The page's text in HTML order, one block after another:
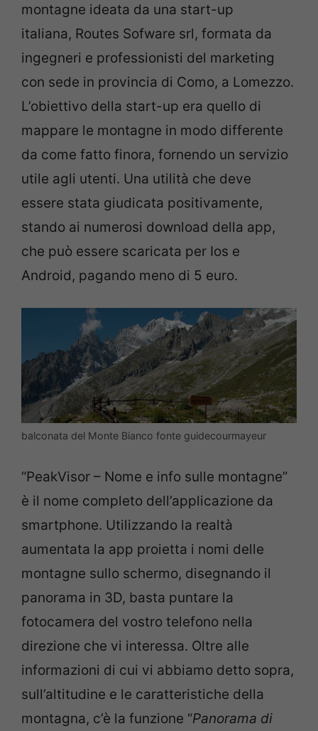
montagne ideata da una start-up
italiana, Routes Sofware srl, formata da
ingegneri e professionisti del marketing
con sede in provincia di Como, a Lomezzo.
L’obiettivo della start-up era quello di
mappare le montagne in modo differente
da come fatto finora, fornendo un servizio
utile agli utenti. Una utilità che deve
essere stata giudicata positivamente,
stando ai numerosi download della app,
che può essere scaricata per Ios e
Android, pagando meno di 5 euro.
balconata del Monte Bianco fonte guidecourmayeur
“PeakVisor – Nome e info sulle montagne”
è il nome completo dell’applicazione da
smartphone. Utilizzando la realtà
aumentata la app proietta i nomi delle
montagne sullo schermo, disegnando il
panorama in 3D, basta puntare la
fotocamera del vostro telefono nella
direzione che vi interessa. Oltre alle
informazioni di cui vi abbiamo detto sopra,
sull’altitudine e le caratteristiche della
montagna, c’è la funzione “Panorama di